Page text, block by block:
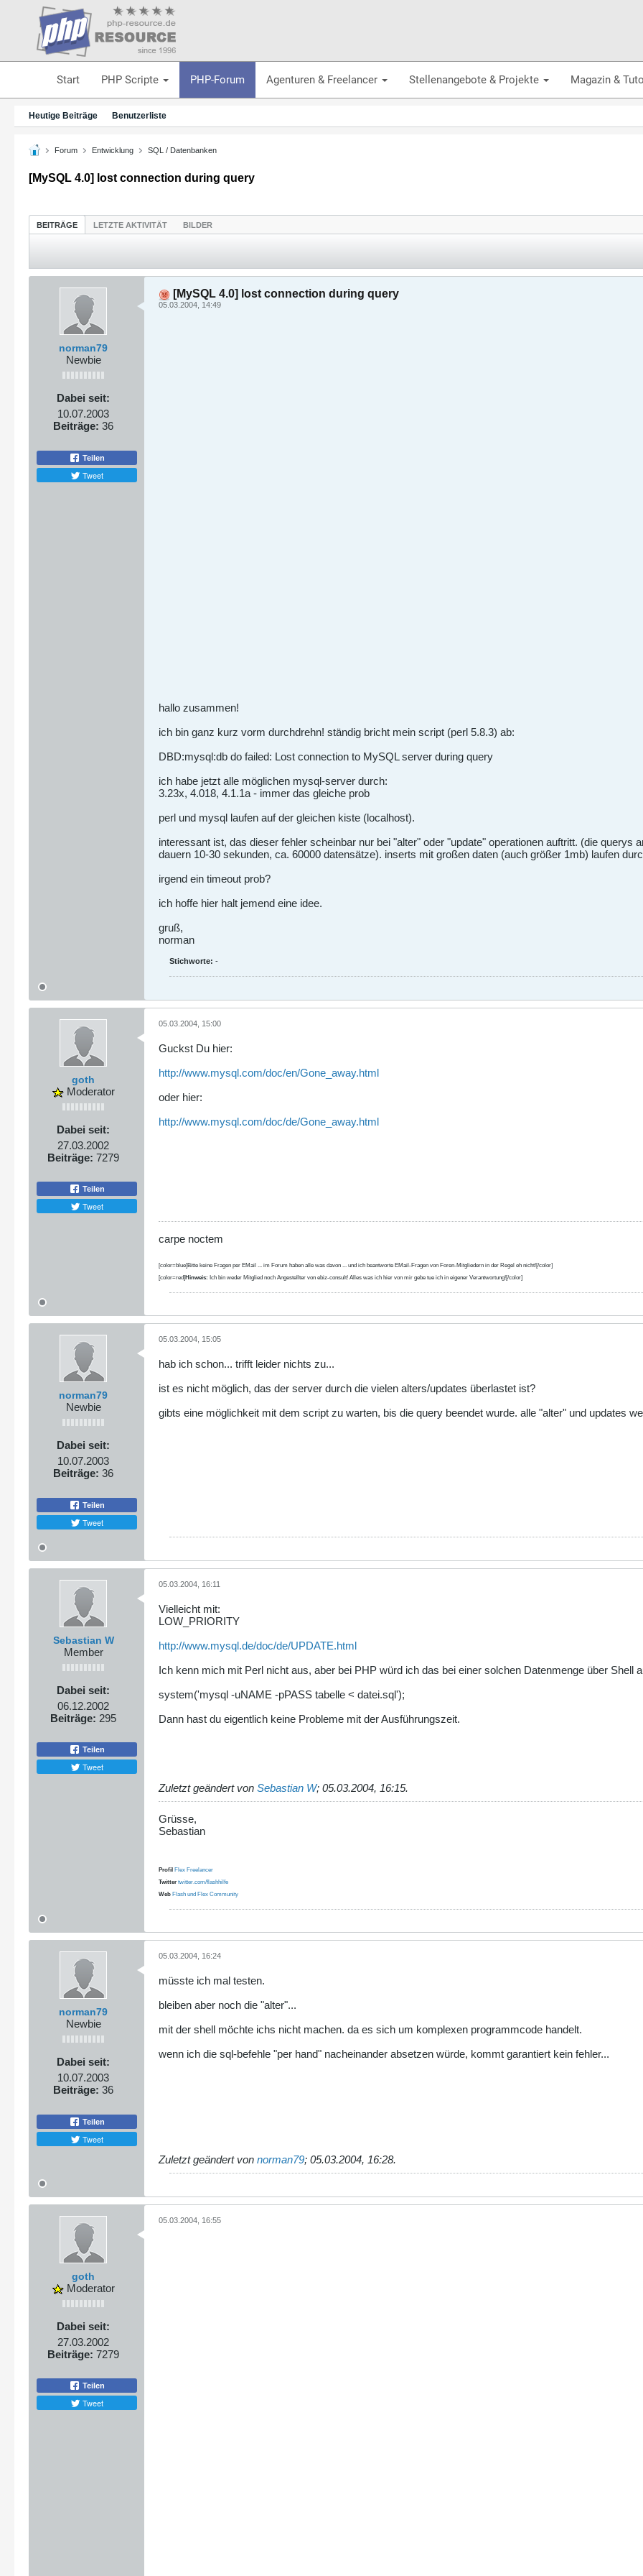
Start PHP Scripte PHP-Forum Agenturen & Freelancer Stellenangebote & Projekte Magazin &
Heutige Beiträge Benutzerliste
Forum Entwicklung SQL / Datenbanken
[MySQL 4.0] lost connection during query
BEITRÄGE LETZTE AKTIVITÄT BILDER
norman79
Newbie
Dabei seit:
10.07.2003
Beiträge: 36
Teilen
Tweet
[MySQL 4.0] lost connection during query
05.03.2004, 14:49
hallo zusammen!
ich bin ganz kurz vorm durchdrehn! ständig bricht mein script (perl 5.8.3) ab:
DBD:mysql:db do failed: Lost connection to MySQL server during query
ich habe jetzt alle möglichen mysql-server durch:
3.23x, 4.018, 4.1.1a - immer das gleiche prob
perl und mysql laufen auf der gleichen kiste (localhost).
interessant ist, das dieser fehler scheinbar nur bei "alter" oder "update" operationen auftritt. (die querys
dauern 10-30 sekunden, ca. 60000 datensätze). inserts mit großen daten (auch größer 1mb) laufen
irgend ein timeout prob?
ich hoffe hier halt jemend eine idee.
gruß,
norman
Stichworte: -
goth
Moderator
Dabei seit:
27.03.2002
Beiträge: 7279
Teilen
Tweet
05.03.2004, 15:00
Guckst Du hier:
http://www.mysql.com/doc/en/Gone_away.html
oder hier:
http://www.mysql.com/doc/de/Gone_away.html
carpe noctem
[color=blue]Bitte keine Fragen per EMail ... im Forum haben alle was davon ... und ich beantworte EMail-Fragen von Foren-Mitgliedern in der Regel eh nicht![/color]
[color=red]Hinweis: Ich bin weder Mitglied noch Angestellter von ebiz-consult! Alles was ich hier von mir gebe tue ich in eigener Verantwortung![/color]
norman79
Newbie
Dabei seit:
10.07.2003
Beiträge: 36
Teilen
Tweet
05.03.2004, 15:05
hab ich schon... trifft leider nichts zu...
ist es nicht möglich, das der server durch die vielen alters/updates überlastet ist?
gibts eine möglichkeit mit dem script zu warten, bis die query beendet wurde. alle "alter" und updates
Sebastian W
Member
Dabei seit:
06.12.2002
Beiträge: 295
Teilen
Tweet
05.03.2004, 16:11
Vielleicht mit:
LOW_PRIORITY
http://www.mysql.de/doc/de/UPDATE.html
Ich kenn mich mit Perl nicht aus, aber bei PHP würd ich das bei einer solchen Datenmenge über Shell
system('mysql -uNAME -pPASS tabelle < datei.sql');
Dann hast du eigentlich keine Probleme mit der Ausführungszeit.
Zuletzt geändert von Sebastian W; 05.03.2004, 16:15.
Grüsse,
Sebastian
Profil Flex Freelancer
Twitter twitter.com/flashhilfe
Web Flash und Flex Community
norman79
Newbie
Dabei seit:
10.07.2003
Beiträge: 36
Teilen
Tweet
05.03.2004, 16:24
müsste ich mal testen.
bleiben aber noch die "alter"...
mit der shell möchte ichs nicht machen. da es sich um komplexen programmcode handelt.
wenn ich die sql-befehle "per hand" nacheinander absetzen würde, kommt garantiert kein fehler...
Zuletzt geändert von norman79; 05.03.2004, 16:28.
goth
Moderator
Dabei seit:
27.03.2002
Beiträge: 7279
Teilen
Tweet
05.03.2004, 16:55